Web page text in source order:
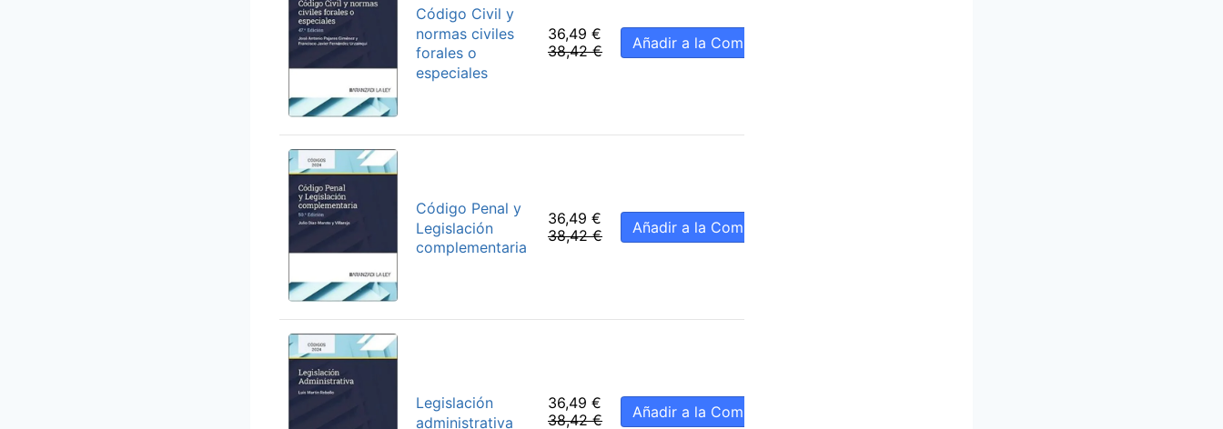
Código Civil y
normas civiles
forales o
especiales
36,49 €
38,42 € Añadir a la Compra
Código Penal y
Legislación
complementaria
36,49 €
38,42 € Añadir a la Compra
Legislación
administrativa
36,49 €
38,42 € Añadir a la Compra